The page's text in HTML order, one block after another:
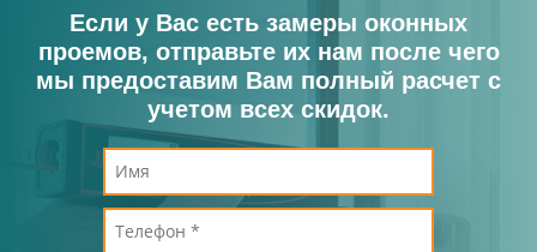
Если у Вас есть замеры оконных
проемов, отправьте их нам после чего
мы предоставим Вам полный расчет с
учетом всех скидок.